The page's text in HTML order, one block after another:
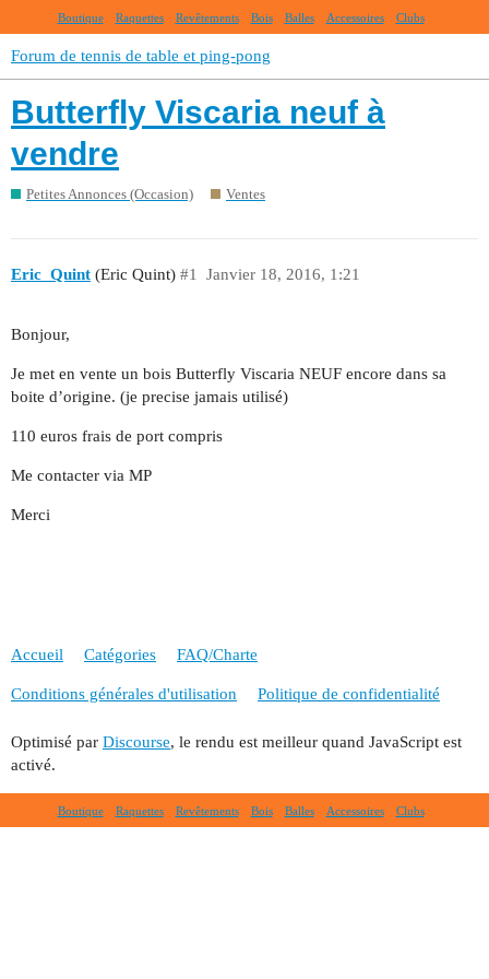
Boutique Raquettes Revêtements Bois Balles Accessoires Clubs
Forum de tennis de table et ping-pong
Butterfly Viscaria neuf à
vendre
Petites Annonces (Occasion) Ventes
Eric_Quint (Eric Quint) Janvier 18, 2016, 1:21
#1
Bonjour,
Je met en vente un bois Butterfly Viscaria NEUF encore dans sa
boite d’origine. (je precise jamais utilisé)
110 euros frais de port compris
Me contacter via MP
Merci
Accueil Catégories FAQ/Charte
Conditions générales d'utilisation Politique de confidentialité
Optimisé par Discourse, le rendu est meilleur quand JavaScript est
activé.
Boutique Raquettes Revêtements Bois Balles Accessoires Clubs